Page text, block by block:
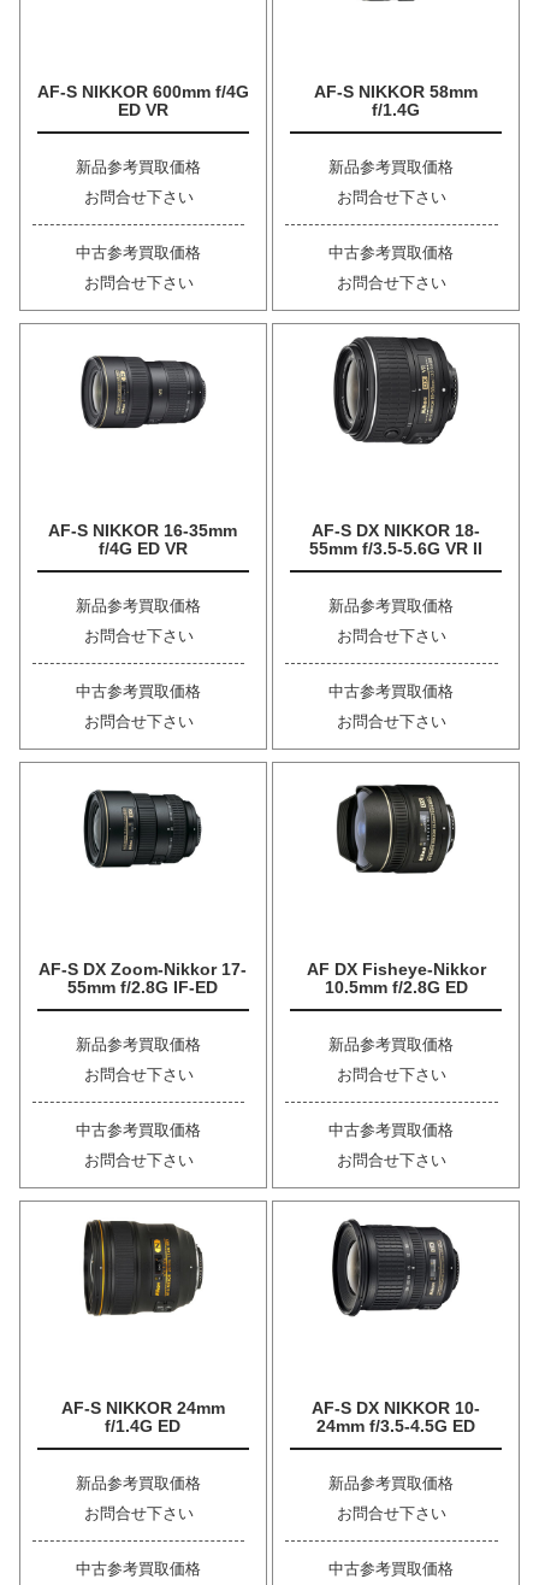
AF-S NIKKOR 600mm f/4G
ED VR
新品参考買取価格
お問合せ下さい
中古参考買取価格
お問合せ下さい
AF-S NIKKOR 58mm
f/1.4G
新品参考買取価格
お問合せ下さい
中古参考買取価格
お問合せ下さい
AF-S NIKKOR 16-35mm
f/4G ED VR
新品参考買取価格
お問合せ下さい
中古参考買取価格
お問合せ下さい
AF-S DX NIKKOR 18-
55mm f/3.5-5.6G VR II
新品参考買取価格
お問合せ下さい
中古参考買取価格
お問合せ下さい
AF-S DX Zoom-Nikkor 17-
55mm f/2.8G IF-ED
新品参考買取価格
お問合せ下さい
中古参考買取価格
お問合せ下さい
AF DX Fisheye-Nikkor
10.5mm f/2.8G ED
新品参考買取価格
お問合せ下さい
中古参考買取価格
お問合せ下さい
AF-S NIKKOR 24mm
f/1.4G ED
新品参考買取価格
お問合せ下さい
中古参考買取価格
AF-S DX NIKKOR 10-
24mm f/3.5-4.5G ED
新品参考買取価格
お問合せ下さい
中古参考買取価格